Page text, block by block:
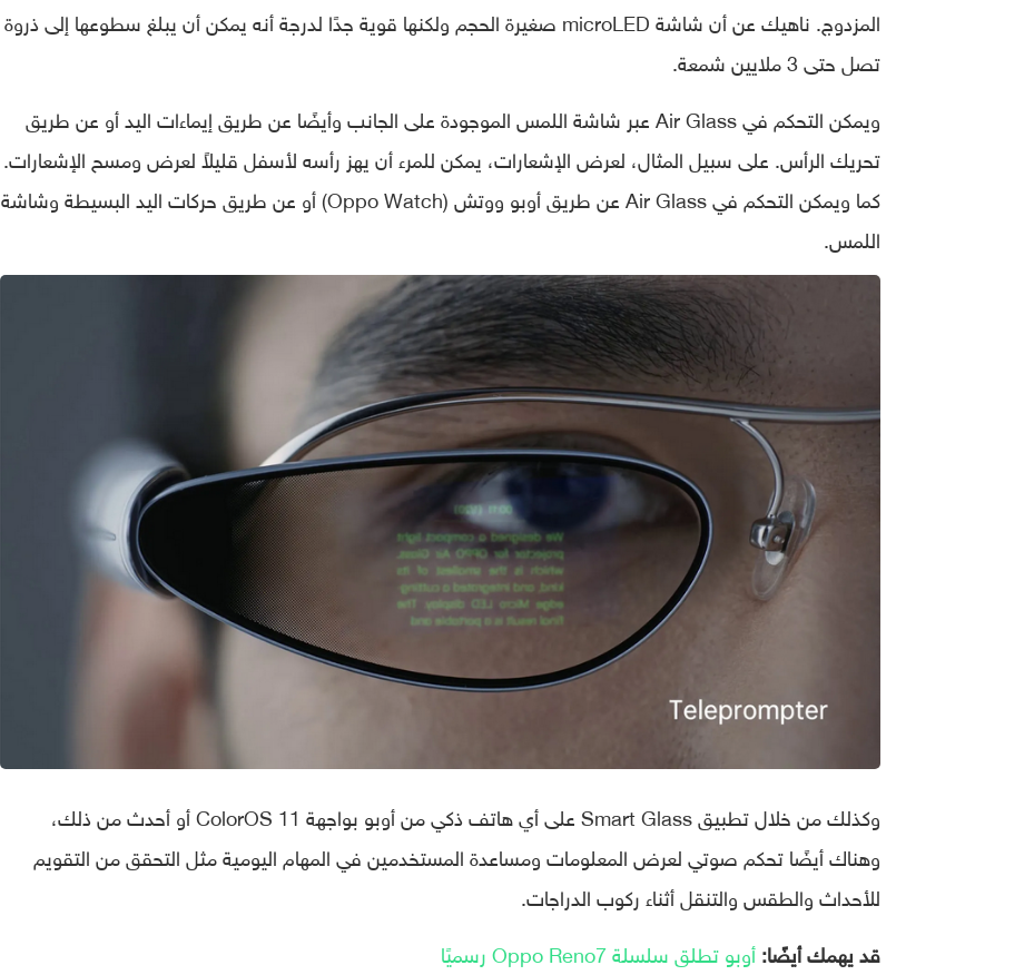
المزدوج. ناهيك عن أن شاشة microLED صغيرة الحجم ولكنها قوية جدًا لدرجة أنه يمكن أن يبلغ سطوعها إلى ذروة
تصل حتى 3 ملايين شمعة.
ويمكن التحكم في Air Glass عبر شاشة اللمس الموجودة على الجانب وأيضًا عن طريق إيماءات اليد أو عن طريق
تحريك الرأس. على سبيل المثال، لعرض الإشعارات، يمكن للمرء أن يهز رأسه لأسفل قليلاً لعرض ومسح الإشعارات.
كما ويمكن التحكم في Air Glass عن طريق أوبو ووتش (Oppo Watch) أو عن طريق حركات اليد البسيطة وشاشة
اللمس.
وكذلك من خلال تطبيق Smart Glass على أي هاتف ذكي من أوبو بواجهة ColorOS 11 أو أحدث من ذلك،
وهناك أيضًا تحكم صوتي لعرض المعلومات ومساعدة المستخدمين في المهام اليومية مثل التحقق من التقويم
للأحداث والطقس والتنقل أثناء ركوب الدراجات.
قد يهمك أيضًا:أوبو تطلق سلسلة Oppo Reno7 رسميًا